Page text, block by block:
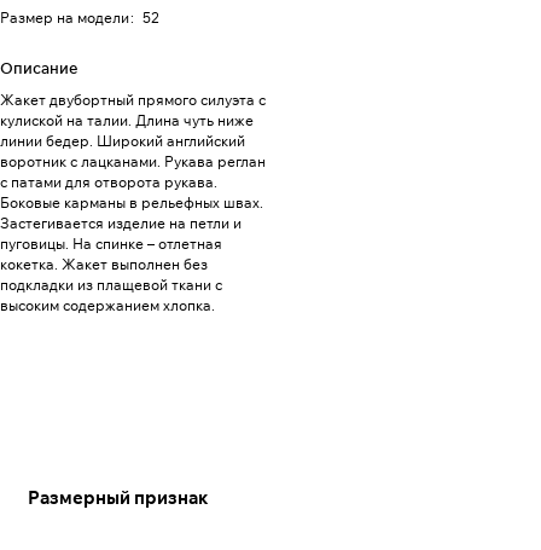
Размер на модели: 52
Описание
Жакет двубортный прямого силуэта с
кулиской на талии. Длина чуть ниже
линии бедер. Широкий английский
воротник с лацканами. Рукава реглан
с патами для отворота рукава.
Боковые карманы в рельефных швах.
Застегивается изделие на петли и
пуговицы. На спинке – отлетная
кокетка. Жакет выполнен без
подкладки из плащевой ткани с
высоким содержанием хлопка.
Размерный признак